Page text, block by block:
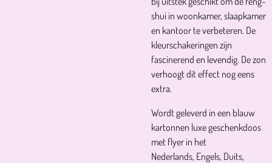
shui in woonkamer, slaapkamer
en kantoor te verbeteren. De
kleurschakeringen zijn
fascinerend en levendig. De zon
verhoogt dit effect nog eens
extra.
Wordt geleverd in een blauw
kartonnen luxe geschenkdoos
met flyer in het
Nederlands, Engels, Duits,